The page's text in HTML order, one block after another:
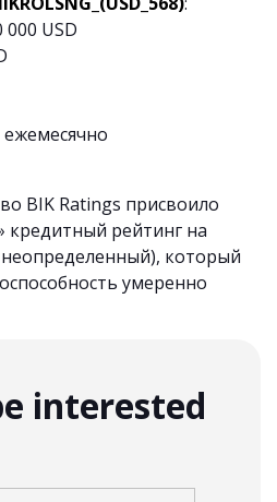
USD
BIK Ratings присвоило
рейтинг на
который
умеренно
interested